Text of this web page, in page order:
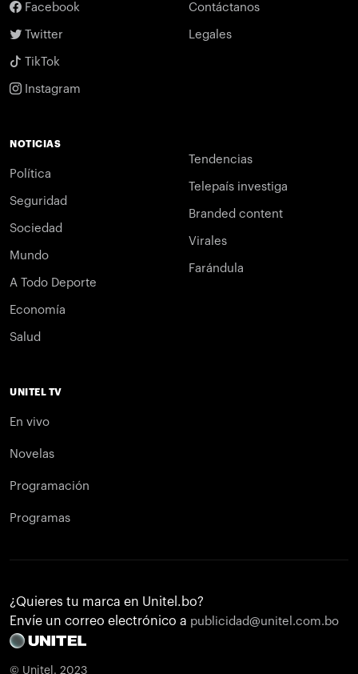
Facebook
Twitter
TikTok
Instagram
Contáctanos
Legales
NOTICIAS
Política
Seguridad
Sociedad
Mundo
A Todo Deporte
Economía
Salud
Tendencias
Telepaís investiga
Branded content
Virales
Farándula
UNITEL TV
En vivo
Novelas
Programación
Programas
¿Quieres tu marca en Unitel.bo?
Envíe un correo electrónico a publicidad@unitel.com.bo
© Unitel. 2023